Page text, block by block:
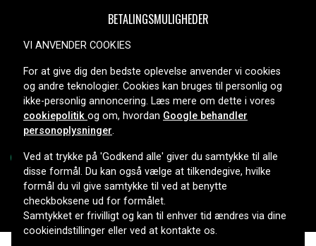
BETALINGSMULIGHEDER
LEVERINGSMULIGHEDER
Copyright © 2026, Spares Nordic AB
VI ANVENDER COOKIES
For at give dig den bedste oplevelse anvender vi cookies
og andre teknologier. Cookies kan bruges til personlig og
ikke-personlig annoncering. Læs mere om dette i vores
cookiepolitik og om, hvordan Google behandler
personoplysninger.
Ved at trykke på 'Godkend alle' giver du samtykke til alle
disse formål. Du kan også vælge at tilkendegive, hvilke
formål du vil give samtykke til ved at benytte
checkboksene ud for formålet.
Samtykket er frivilligt og kan til enhver tid ændres via dine
cookieindstillinger eller ved at kontakte os.